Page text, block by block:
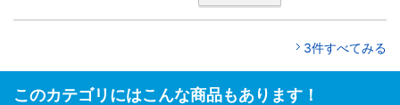
3件すべてみる
このカテゴリにはこんな商品もあります！